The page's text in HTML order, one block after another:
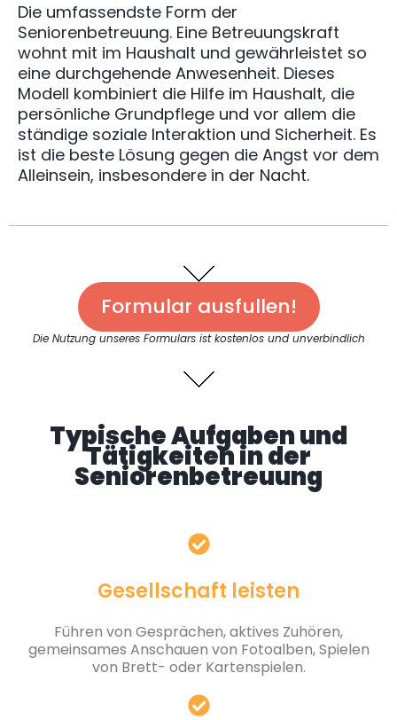
Die umfassendste Form der
Seniorenbetreuung. Eine Betreuungskraft
wohnt mit im Haushalt und gewährleistet so
eine durchgehende Anwesenheit. Dieses
Modell kombiniert die Hilfe im Haushalt, die
persönliche Grundpflege und vor allem die
ständige soziale Interaktion und Sicherheit. Es
ist die beste Lösung gegen die Angst vor dem
Alleinsein, insbesondere in der Nacht.
Formular ausfullen!
Die Nutzung unseres Formulars ist kostenlos und unverbindlich
Typische Aufgaben und
Tätigkeiten in der
Seniorenbetreuung
Gesellschaft leisten
Führen von Gesprächen, aktives Zuhören,
gemeinsames Anschauen von Fotoalben, Spielen
von Brett- oder Kartenspielen.